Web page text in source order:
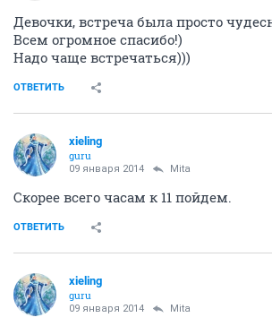
Девочки, встреча была просто
Всем огромное спасибо!)
Надо чаще встречаться)))
ОТВЕТИТЬ
xieling
guru
09 января 2014 Mita
Скорее всего часам к 11 пойдем.
ОТВЕТИТЬ
xieling
guru
09 января 2014 Mita